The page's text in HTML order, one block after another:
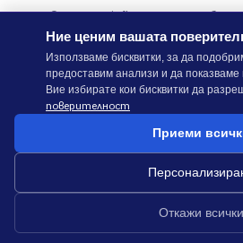
© 2026 Actiefhost. Съгласно
законодателство цените в сайта се
изчислява отделно при завършване
приложимо.
ACTIEFHOST
Докладване на
Ние ценим вашата
Използваме бисквитки, за да
предоставим анализи и да
Вие избирате кои бисквитки да
поверителност
Приеми
Откажи всички